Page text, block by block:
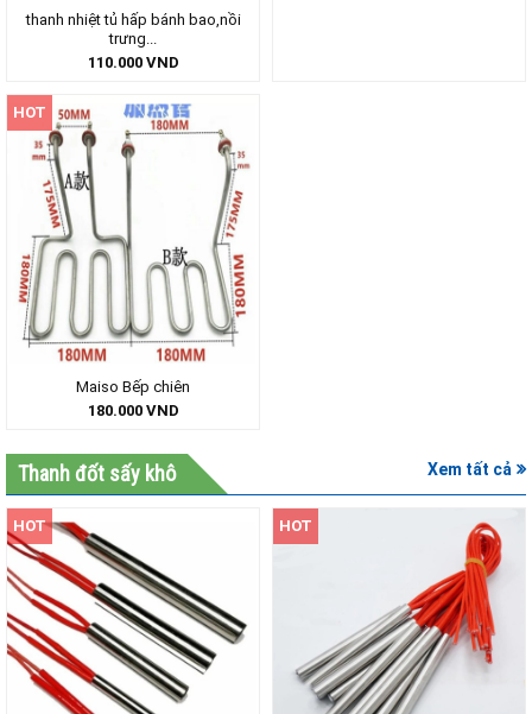
thanh nhiệt tủ hấp bánh bao,nồi
trưng...
110.000 VND
HOT
Maiso Bếp chiên
180.000 VND
Thanh đốt sấy khô Xem tất cả
HOT HOT